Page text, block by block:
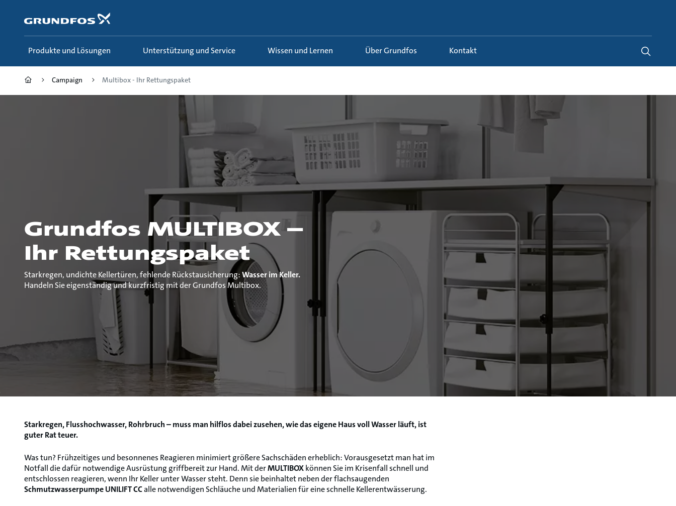
springen
Produkte und Lösungen Unterstützung und Service Wissen und Lernen Über Grundfos Kontakt
Campaign Multibox - Ihr Rettungspaket
Grundfos MULTIBOX –
Ihr Rettungspaket
Starkregen, undichte Kellertüren, fehlende Rückstausicherung:Wasser im Keller.
Handeln Sie eigenständig und kurzfristig mit der Grundfos Multibox.
Starkregen, Flusshochwasser, Rohrbruch – muss man hilflos dabei zusehen, wie das eigene Haus voll Wasser läuft, ist
guter Rat teuer.
Was tun? Frühzeitiges und besonnenes Reagieren minimiert größere Sachschäden erheblich: Vorausgesetzt man hat im
Notfall die dafür notwendige Ausrüstung griffbereit zur Hand. Mit derMULTIBOXkönnen Sie im Krisenfall schnell und
entschlossen reagieren, wenn Ihr Keller unter Wasser steht. Denn sie beinhaltet neben der flachsaugenden
Schmutzwasserpumpe UNILIFT CCalle notwendigen Schläuche und Materialien für eine schnelle Kellerentwässerung.